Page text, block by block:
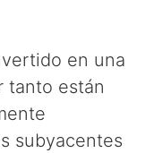
en una
tanto están
subyacentes